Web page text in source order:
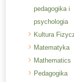
pedagogika i
psychologia
Kultura
Matematyka
Mathematics
Pedagogika